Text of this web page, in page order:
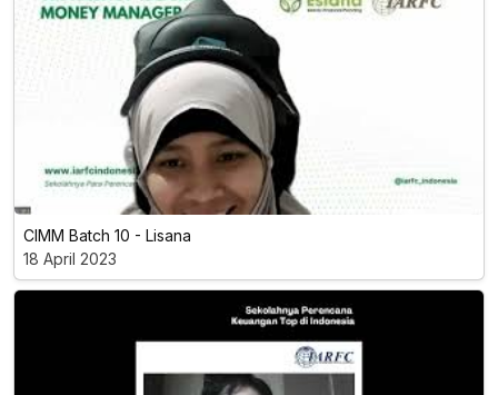
CIMM Batch 10 - Lisana
18 April 2023